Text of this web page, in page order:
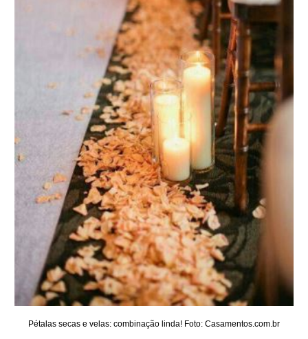
Pétalas secas e velas: combinação linda! Foto: Casamentos.com.br